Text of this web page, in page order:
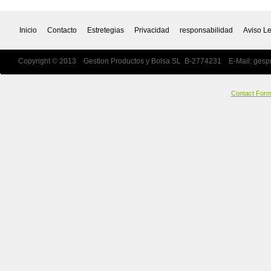
Inicio Contacto Estretegias Privacidad responsabilidad Aviso
Copyright © 2013 Gestion Productos y Bolsa SL B-2774231 E-Mail:
Contact Form